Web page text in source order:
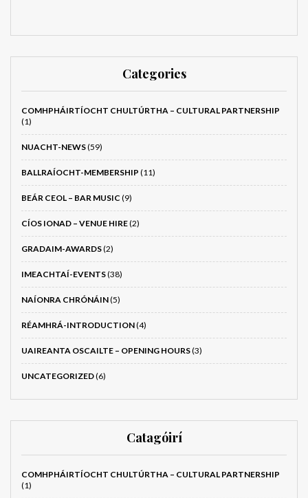
Categories
COMHPHÁIRTÍOCHT CHULTÚRTHA – CULTURAL PARTNERSHIP
(1)
NUACHT-NEWS(59)
BALLRAÍOCHT-MEMBERSHIP (11)
BEÁR CEOL – BAR MUSIC (9)
CÍOS IONAD – VENUE HIRE(2)
GRADAIM-AWARDS(2)
IMEACHTAÍ-EVENTS(38)
NAÍONRA CHRÓNÁIN(5)
RÉAMHRÁ-INTRODUCTION(4)
UAIREANTA OSCAILTE – OPENING HOURS(3)
UNCATEGORIZED(6)
Catagóirí
COMHPHÁIRTÍOCHT CHULTÚRTHA – CULTURAL PARTNERSHIP
(1)